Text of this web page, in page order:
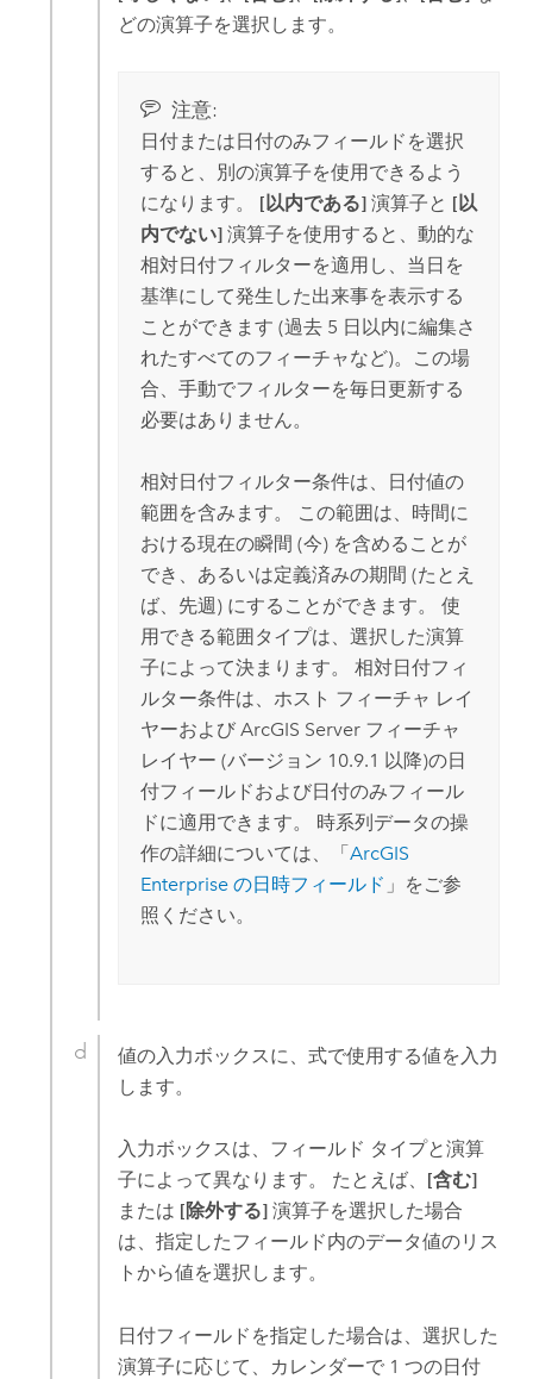
どの演算子を選択します。
注意:
日付または日付のみフィールドを選択
すると、別の演算子を使用できるよう
になります。 [以内である]演算子と [以
内でない]演算子を使用すると、動的な
相対日付フィルターを適用し、当日を
基準にして発生した出来事を表示する
ことができます (過去 5 日以内に編集さ
れたすべてのフィーチャなど)。この場
合、手動でフィルターを毎日更新する
必要はありません。
相対日付フィルター条件は、日付値の
範囲を含みます。 この範囲は、時間に
おける現在の瞬間 (今) を含めることが
でき、あるいは定義済みの期間 (たとえ
ば、先週) にすることができます。 使
用できる範囲タイプは、選択した演算
子によって決まります。 相対日付フィ
ルター条件は、ホスト フィーチャ レイ
ヤーおよび ArcGIS Serverフィーチャ
レイヤー (バージョン 10.9.1 以降)の日
付フィールドおよび日付のみフィール
ドに適用できます。 時系列データの操
作の詳細については、「ArcGIS
Enterpriseの日時フィールド 」をご参
照ください。
値の入力ボックスに、式で使用する値を入力
します。
入力ボックスは、フィールド タイプと演算
子によって異なります。 たとえば、 [含む]
または [除外する] 演算子を選択した場合
は、指定したフィールド内のデータ値のリス
トから値を選択します。
日付フィールドを指定した場合は、選択した
演算子に応じて、カレンダーで 1 つの日付